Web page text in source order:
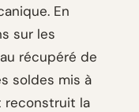
En
sur les
récupéré de
soldes mis à
reconstruit la